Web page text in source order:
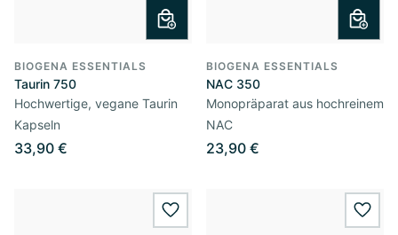
BIOGENA ESSENTIALS
Taurin 750
Hochwertige, vegane Taurin
Kapseln
33,90 €
BIOGENA ESSENTIALS
NAC 350
Monopräparat aus hochreinem
NAC
23,90 €
wishlist.add